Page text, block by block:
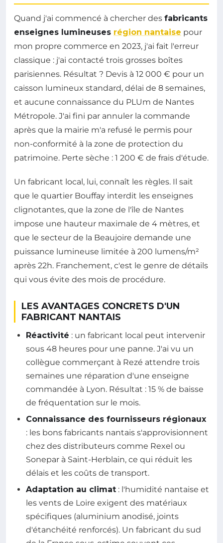
Quand j'ai commencé à chercher des fabricants
enseignes lumineuses région nantaise pour
mon propre commerce en 2023, j'ai fait l'erreur
classique : j'ai contacté trois grosses boîtes
parisiennes. Résultat ? Devis à 12 000 € pour un
caisson lumineux standard, délai de 8 semaines,
et aucune connaissance du PLUm de Nantes
Métropole. J'ai fini par annuler la commande
après que la mairie m'a refusé le permis pour
non-conformité à la zone de protection du
patrimoine. Perte sèche : 1 200 € de frais d'étude.
Un fabricant local, lui, connaît les règles. Il sait
que le quartier Bouffay interdit les enseignes
clignotantes, que la zone de l'île de Nantes
impose une hauteur maximale de 4 mètres, et
que le secteur de la Beaujoire demande une
puissance lumineuse limitée à 200 lumens/m²
après 22h. Franchement, c'est le genre de détails
qui vous évite des mois de procédure.
LES AVANTAGES CONCRETS D'UN
FABRICANT NANTAIS
Réactivité : un fabricant local peut intervenir
sous 48 heures pour une panne. J'ai vu un
collègue commerçant à Rezé attendre trois
semaines une réparation d'une enseigne
commandée à Lyon. Résultat : 15 % de baisse
de fréquentation sur le mois.
Connaissance des fournisseurs régionaux
: les bons fabricants nantais s'approvisionnent
chez des distributeurs comme Rexel ou
Sonepar à Saint-Herblain, ce qui réduit les
délais et les coûts de transport.
Adaptation au climat : l'humidité nantaise et
les vents de Loire exigent des matériaux
spécifiques (aluminium anodisé, joints
d'étanchéité renforcés). Un fabricant du sud